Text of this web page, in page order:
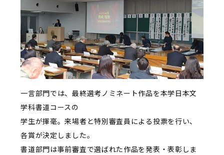
一言部門では、最終選考ノミネート作品を本学日本文
学科書道コースの
学生が揮毫。来場者と特別審査員による投票を行い、
各賞が決定しました。
書道部門は事前審査で選ばれた作品を発表・表彰しま